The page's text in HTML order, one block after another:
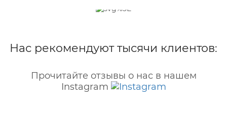
Нас рекомендуют тысячи клиентов:
Прочитайте отзывы о нас в нашем
Instagram